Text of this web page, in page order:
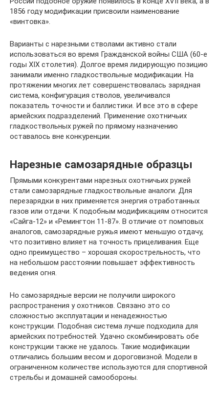
1856 году модификации присвоили наименование
«винтовка».
Варианты с нарезными стволами активно стали
использоваться во время Гражданской войны США (60-е
годы XIX столетия). Долгое время лидирующую позицию
занимали именно гладкоствольные модификации. На
протяжении многих лет совершенствовалась зарядная
система, конфигурация стволов, увеличивался
показатель точности и баллистики. И все это в сфере
армейских подразделений. Применение охотничьих
гладкоствольных ружей по прямому назначению
оставалось вне конкуренции.
Нарезные самозарядные образцы
Прямыми конкурентами нарезных охотничьих ружей
стали самозарядные гладкоствольные аналоги. Для
перезарядки в них применяется энергия отработанных
газов или отдачи. К подобным модификациям относится
«Сайга-12» и «Ремингтон 11-87». В отличие от помповых
аналогов, самозарядные ружья имеют меньшую отдачу,
что позитивно влияет на точность прицеливания. Еще
одно преимущество – хорошая скорострельность, что
на небольшом расстоянии повышает эффективность
ведения огня.
Но самозарядные версии не получили широкого
распространения у охотников. Связано это со
сложностью эксплуатации и ненадежностью
конструкции. Подобная система лучше подходила для
армейских потребностей. Удачно скомбинировать обе
конструкции также не удалось. Такие модификации
отличались большим весом и дороговизной. Модели в
ограниченном количестве используются для спортивной
стрельбы и домашней самообороны.